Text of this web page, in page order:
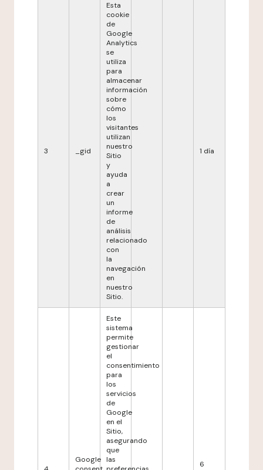
3 _gid
Esta
cookie
de
Google
Analytics
se
utiliza
para
almacenar
información
sobre
cómo
los
visitantes
utilizan
nuestro
Sitio
y
ayuda
a
crear
un
informe
de
análisis
relacionado
con
la
navegación
en
nuestro
Sitio.
1 día
Google
Este
sistema
permite
gestionar
el
consentimiento
para
los
servicios
de
Google
en el
Sitio,
asegurando
que
las
6